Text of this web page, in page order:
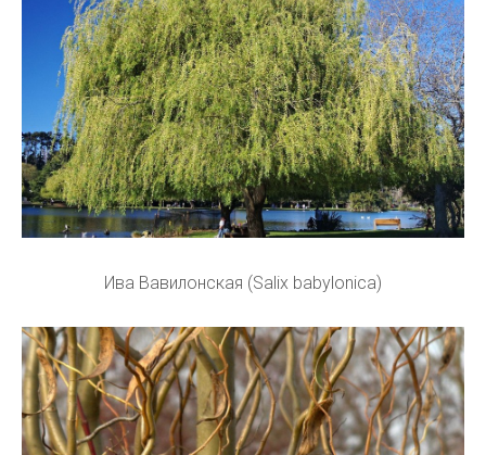
Ива Вавилонская (Salix babylonica)